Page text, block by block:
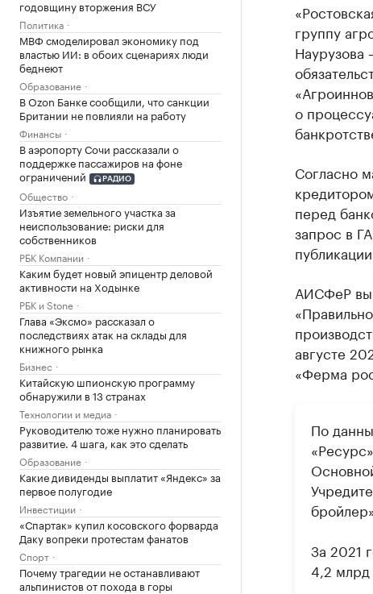
годовщину вторжения ВСУ
Политика
МВФ смоделировал экономику под
властью ИИ: в обоих сценариях люди
беднеют
Образование
В Ozon Банке сообщили, что санкции
Британии не повлияли на работу
Финансы
В аэропорту Сочи рассказали о
поддержке пассажиров на фоне
ограничений
РАДИО
Общество
Изъятие земельного участка за
неиспользование: риски для
собственников
РБК Компании
Каким будет новый эпицентр деловой
активности на Ходынке
РБК и Stone
Глава «Эксмо» рассказал о
последствиях атак на склады для
книжного рынка
Бизнес
Китайскую шпионскую программу
обнаружили в 13 странах
Технологии и медиа
Руководителю тоже нужно планировать
развитие. 4 шага, как это сделать
Образование
Какие дивиденды выплатит «Яндекс» за
первое полугодие
Инвестиции
«Спартак» купил косовского форварда
Даку вопреки протестам фанатов
Спорт
Почему трагедии не останавливают
альпинистов от похода в горы
группу
Наурузова
о
Согласно
перед
запрос в
АИСФеР
августе
«Ферма
По
За 2021
4,2 млрд